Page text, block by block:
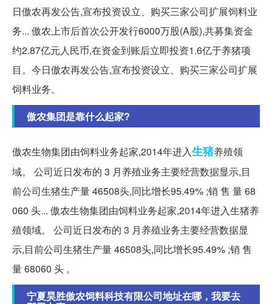
日傲农再发公告,宣布投资设立、购买三家公司扩展饲料业
务... 傲农上市后首次公开发行6000万股(A股),共募集资金
约2.87亿元人民币,在资金到账后立即投资1.6亿于养猪项
目。今日傲农再发公告,宣布投资设立、购买三家公司扩展
饲料业务。
傲农集团是靠什么起家?
傲农生物集团由饲料业务起家,2014年进入生猪养殖领
域。 公司近日发布的 3 月养殖业务主要经营数据显示,目
前公司生猪生产量 46508头,同比增长95.49% ;销 售 量 68
060 头... 傲农生物集团由饲料业务起家,2014年进入生猪养
殖领域。 公司近日发布的 3 月养殖业务主要经营数据显
示,目前公司生猪生产量 46508头,同比增长95.49% ;销 售
量 68060 头 。
宁夏昊胜傲农饲料科技有限公司地址在哪，我要去